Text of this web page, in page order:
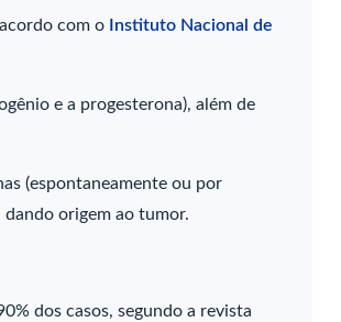
com o
Instituto Nacional de
e a progesterona), além de
(espontaneamente ou por
origem ao tumor.
dos casos, segundo a revista